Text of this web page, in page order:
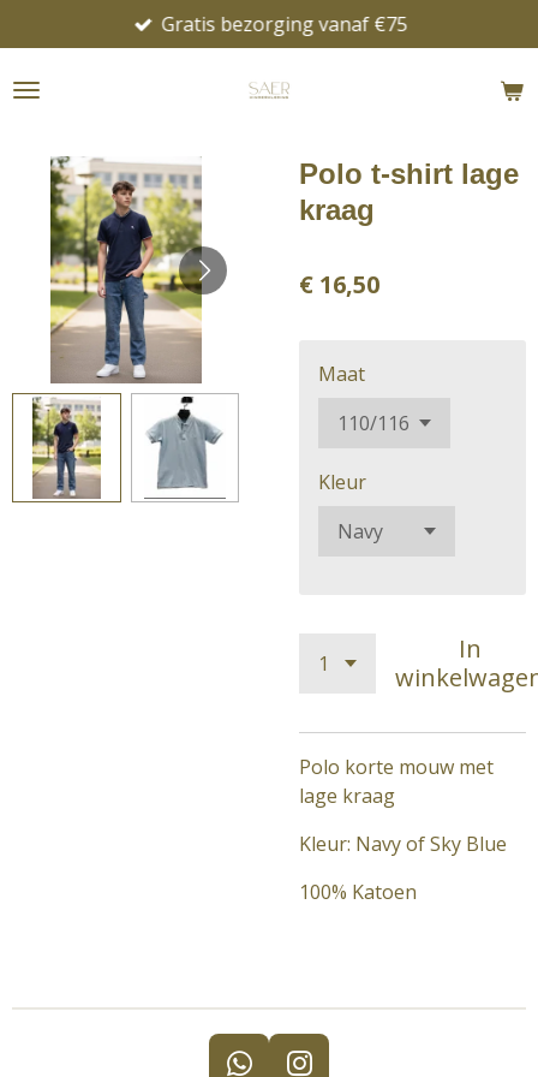
direct
naar
Gratis bezorging vanaf €75
Polo t-shirt lage
kraag
€ 16,50
Maat
Kleur
In
Polo korte mouw met
lage kraag
Kleur: Navy of Sky Blue
100% Katoen